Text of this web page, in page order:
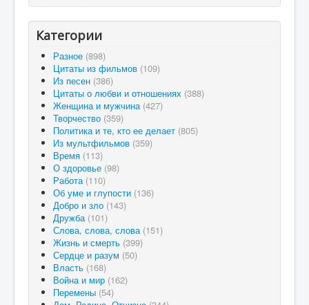
Категории
Разное (898)
Цитаты из фильмов (109)
Из песен (386)
Цитаты о любви и отношениях (388)
Женщина и мужчина (427)
Творчество (359)
Политика и те, кто ее делает (805)
Из мультфильмов (359)
Время (113)
О здоровье (98)
Работа (110)
Об уме и глупости (136)
Добро и зло (143)
Дружба (101)
Слова, слова, слова (151)
Жизнь и смерть (399)
Сердце и разум (50)
Власть (168)
Война и мир (162)
Перемены (54)